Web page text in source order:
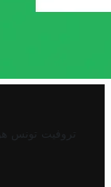
تروفيت تونس